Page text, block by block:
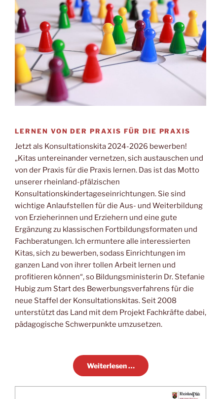
LERNEN VON DER PRAXIS FÜR DIE PRAXIS
Jetzt als Konsultationskita 2024-2026 bewerben!
„Kitas untereinander vernetzen, sich austauschen und
von der Praxis für die Praxis lernen. Das ist das Motto
unserer rheinland-pfälzischen
Konsultationskindertageseinrichtungen. Sie sind
wichtige Anlaufstellen für die Aus- und Weiterbildung
von Erzieherinnen und Erziehern und eine gute
Ergänzung zu klassischen Fortbildungsformaten und
Fachberatungen. Ich ermuntere alle interessierten
Kitas, sich zu bewerben, sodass Einrichtungen im
ganzen Land von ihrer tollen Arbeit lernen und
profitieren können“, so Bildungsministerin Dr. Stefanie
Hubig zum Start des Bewerbungsverfahrens für die
neue Staffel der Konsultationskitas. Seit 2008
unterstützt das Land mit dem Projekt Fachkräfte dabei,
pädagogische Schwerpunkte umzusetzen.
Weiterlesen …